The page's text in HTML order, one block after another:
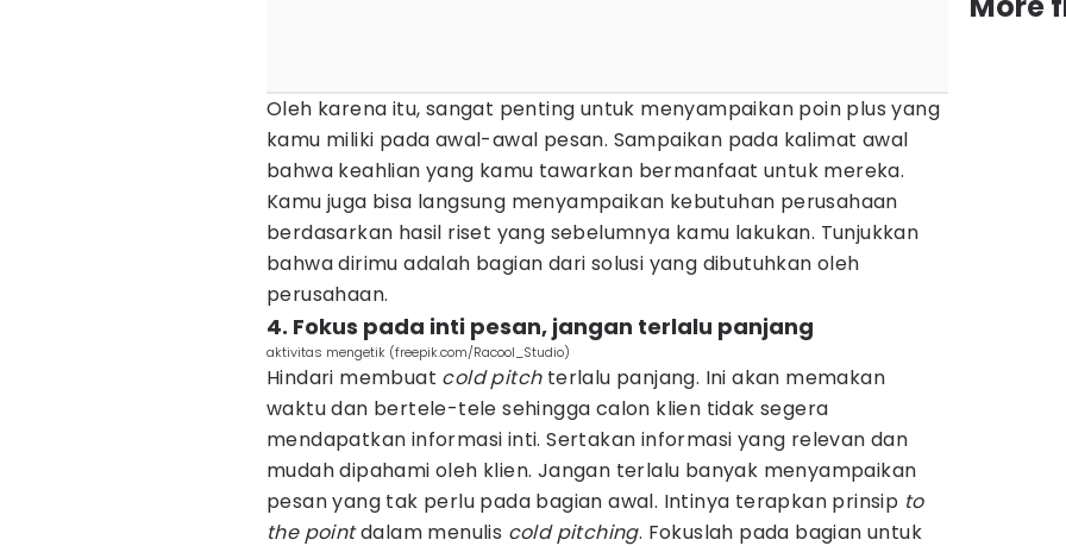
Oleh karena itu, sangat penting untuk menyampaikan poin plus yang
kamu miliki pada awal-awal pesan. Sampaikan pada kalimat awal
bahwa keahlian yang kamu tawarkan bermanfaat untuk mereka.
Kamu juga bisa langsung menyampaikan kebutuhan perusahaan
berdasarkan hasil riset yang sebelumnya kamu lakukan. Tunjukkan
bahwa dirimu adalah bagian dari solusi yang dibutuhkan oleh
perusahaan.
4. Fokus pada inti pesan, jangan terlalu panjang
aktivitas mengetik (freepik.com/Racool_Studio)
Hindari membuat cold pitchterlalu panjang. Ini akan memakan
waktu dan bertele-tele sehingga calon klien tidak segera
mendapatkan informasi inti. Sertakan informasi yang relevan dan
mudah dipahami oleh klien. Jangan terlalu banyak menyampaikan
pesan yang tak perlu pada bagian awal. Intinya terapkan prinsip to
the pointdalam menulis cold pitching. Fokuslah pada bagian untuk